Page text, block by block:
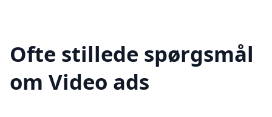
Ofte stillede spørgsmål
om Video ads